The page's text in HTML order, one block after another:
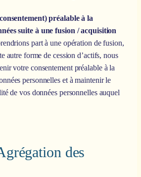
préalable à la
suite à une fusion / acquisition
part à une opération de fusion,
autre forme de cession d’actifs, nous
votre consentement préalable à la
personnelles et à maintenir le
de vos données personnelles auquel
des